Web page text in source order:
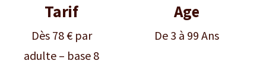
Tarif
Dès 78 € par
adulte – base 8
Age
De 3 à 99 Ans